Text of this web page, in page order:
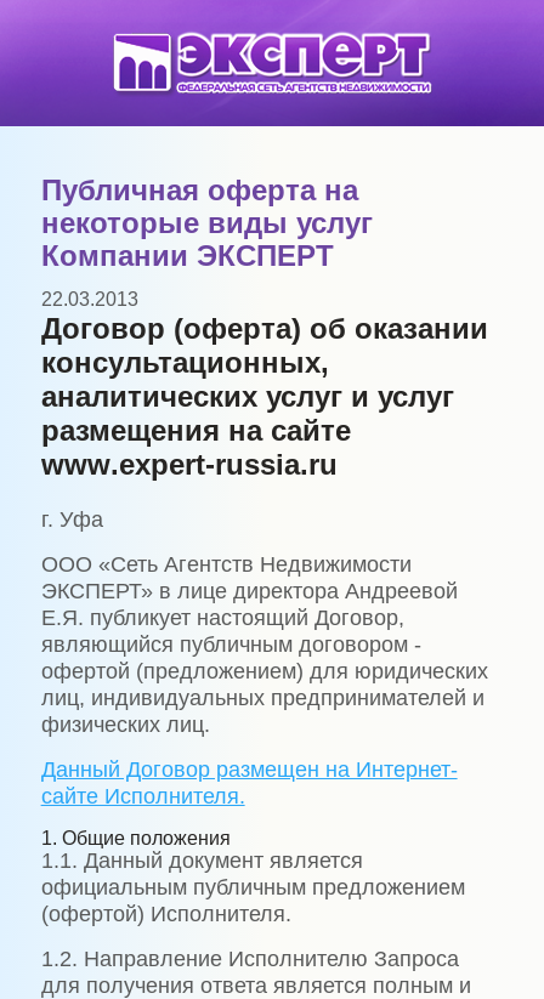
Публичная оферта на
некоторые виды услуг
Компании ЭКСПЕРТ
22.03.2013
Договор (оферта) об оказании
консультационных,
аналитических услуг и услуг
размещения на сайте
www.expert-russia.ru
г. Уфа
ООО «Сеть Агентств Недвижимости
ЭКСПЕРТ» в лице директора Андреевой
Е.Я. публикует настоящий Договор,
являющийся публичным договором -
офертой (предложением) для юридических
лиц, индивидуальных предпринимателей и
физических лиц.
Данный Договор размещен на Интернет-
сайте Исполнителя.
1. Общие положения
1.1. Данный документ является
официальным публичным предложением
(офертой) Исполнителя.
1.2. Направление Исполнителю Запроса
для получения ответа является полным и